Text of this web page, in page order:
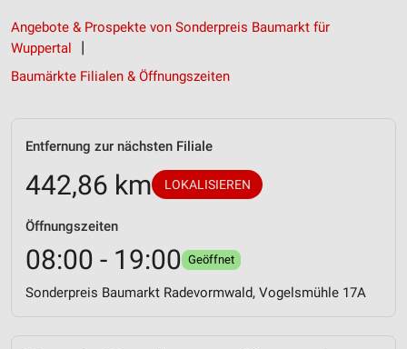
Angebote & Prospekte von Sonderpreis Baumarkt für
Wuppertal
Baumärkte Filialen & Öffnungszeiten
Entfernung zur nächsten Filiale
442,86 km LOKALISIEREN
Öffnungszeiten
08:00 - 19:00 Geöffnet
Sonderpreis Baumarkt Radevormwald, Vogelsmühle 17A